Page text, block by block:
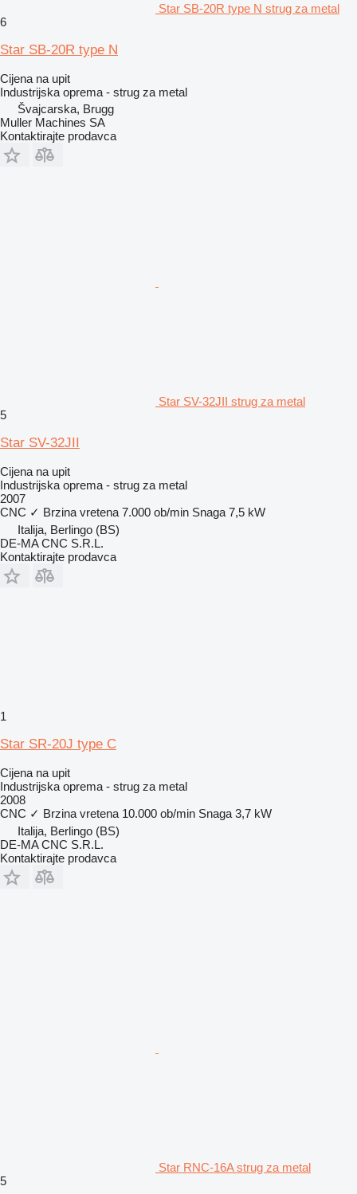
Star SB-20R type N strug za metal
6
Star SB-20R type N
Cijena na upit
Industrijska oprema - strug za metal
Švајcarska, Brugg
Muller Machines SA
Kontaktirajte prodavca
Star SV-32JII strug za metal
5
Star SV-32JII
Cijena na upit
Industrijska oprema - strug za metal
2007
CNC ✓ Brzina vretena 7.000 ob/min Snaga 7,5 kW
Italija, Berlingo (BS)
DE-MA CNC S.R.L.
Kontaktirajte prodavca
1
Star SR-20J type C
Cijena na upit
Industrijska oprema - strug za metal
2008
CNC ✓ Brzina vretena 10.000 ob/min Snaga 3,7 kW
Italija, Berlingo (BS)
DE-MA CNC S.R.L.
Kontaktirajte prodavca
Star RNC-16A strug za metal
5